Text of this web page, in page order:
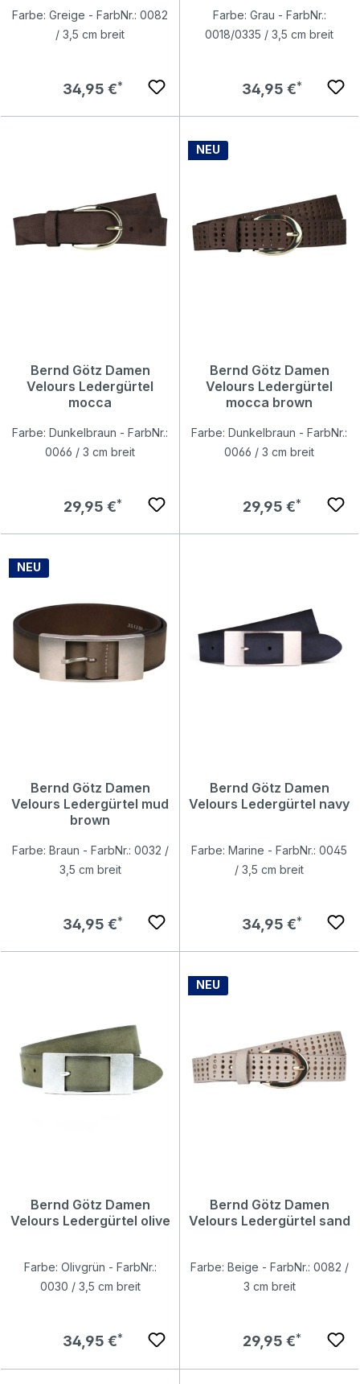
Farbe: Greige - FarbNr.: 0082
/ 3,5 cm breit
Regulärer Preis:
34,95 €
Farbe: Grau - FarbNr.:
0018/0335 / 3,5 cm breit
Regulärer Preis:
34,95 €
Bernd Götz Damen
Velours Ledergürtel
mocca
Farbe: Dunkelbraun - FarbNr.:
0066 / 3 cm breit
Regulärer Preis:
29,95 €
NEU
Bernd Götz Damen
Velours Ledergürtel
mocca brown
Farbe: Dunkelbraun - FarbNr.:
0066 / 3 cm breit
Regulärer Preis:
29,95 €
NEU
Bernd Götz Damen
Velours Ledergürtel mud
brown
Farbe: Braun - FarbNr.: 0032 /
3,5 cm breit
Regulärer Preis:
34,95 €
Bernd Götz Damen
Velours Ledergürtel navy
Farbe: Marine - FarbNr.: 0045
/ 3,5 cm breit
Regulärer Preis:
34,95 €
Bernd Götz Damen
Velours Ledergürtel olive
Farbe: Olivgrün - FarbNr.:
0030 / 3,5 cm breit
Regulärer Preis:
34,95 €
NEU
Bernd Götz Damen
Velours Ledergürtel sand
Farbe: Beige - FarbNr.: 0082 /
3 cm breit
Regulärer Preis:
29,95 €